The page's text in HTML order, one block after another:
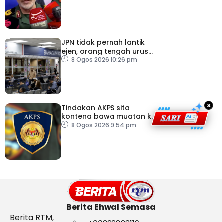
JPN tidak pernah lantik
ejen, orang tengah urus
dokumentasi
8 Ogos 2026 10:26 pm
Tindakan AKPS sita
kontena bawa muatan ke
Israel bukti ketegasan
8 Ogos 2026 9:54 pm
×
Berita Ehwal Semasa
Berita RTM,